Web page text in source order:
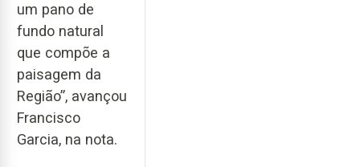
um pano de
fundo natural
que compõe a
paisagem da
Região”, avançou
Francisco
Garcia, na nota.